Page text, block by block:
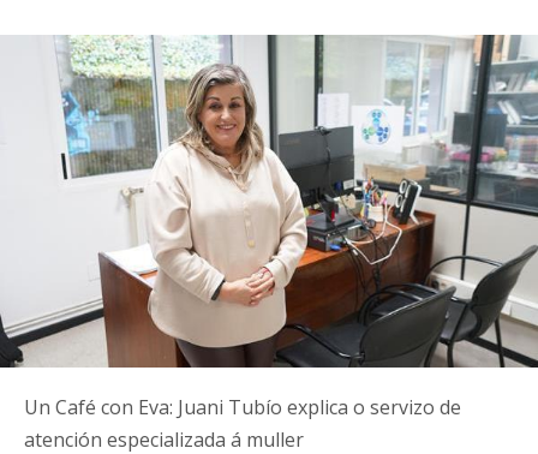
Un Café con Eva: Juani Tubío explica o servizo de
atención especializada á muller